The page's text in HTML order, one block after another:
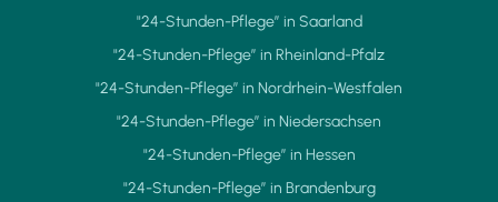
"24-Stunden-Pflege” in Saarland
"24-Stunden-Pflege” in Rheinland-Pfalz
"24-Stunden-Pflege” in Nordrhein-Westfalen
"24-Stunden-Pflege” in Niedersachsen
"24-Stunden-Pflege” in Hessen
"24-Stunden-Pflege” in Brandenburg